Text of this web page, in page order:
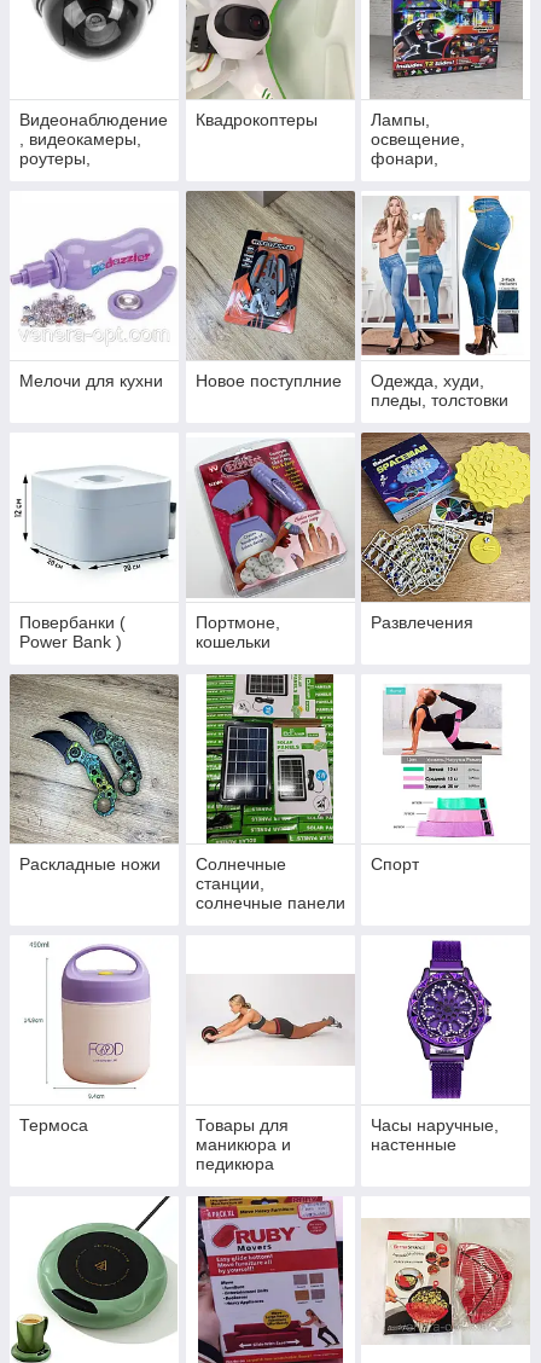
Видеонаблюдение
, видеокамеры,
роутеры,
Квадрокоптеры
Лампы,
освещение,
фонари,
Мелочи для кухни Новое поступлние
Одежда, худи,
пледы, толстовки
Повербанки (
Power Bank )
Портмоне,
кошельки
Развлечения
Раскладные ножи
Солнечные
станции,
солнечные панели
Спорт
Термоса
Товары для
маникюра и
педикюра
Часы наручные,
настенные